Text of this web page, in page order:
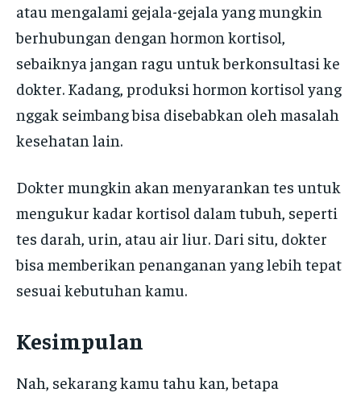
atau mengalami gejala-gejala yang mungkin
berhubungan dengan hormon kortisol,
sebaiknya jangan ragu untuk berkonsultasi ke
dokter. Kadang, produksi hormon kortisol yang
nggak seimbang bisa disebabkan oleh masalah
kesehatan lain.
Dokter mungkin akan menyarankan tes untuk
mengukur kadar kortisol dalam tubuh, seperti
tes darah, urin, atau air liur. Dari situ, dokter
bisa memberikan penanganan yang lebih tepat
sesuai kebutuhan kamu.
Kesimpulan
Nah, sekarang kamu tahu kan, betapa